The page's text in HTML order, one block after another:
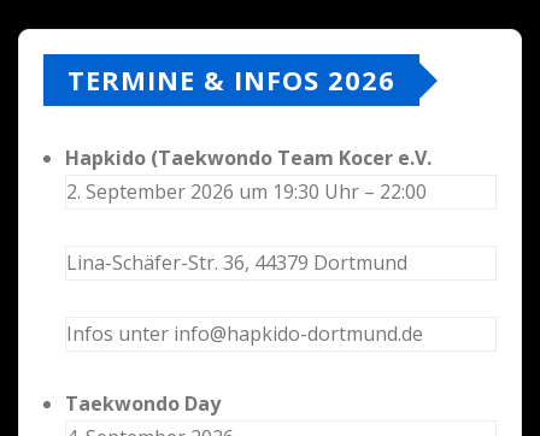
TERMINE & INFOS 2026
Hapkido (Taekwondo Team Kocer e.V.
2. September 2026 um 19:30 Uhr – 22:00
Lina-Schäfer-Str. 36, 44379 Dortmund
Infos unter info@hapkido-dortmund.de
Taekwondo Day